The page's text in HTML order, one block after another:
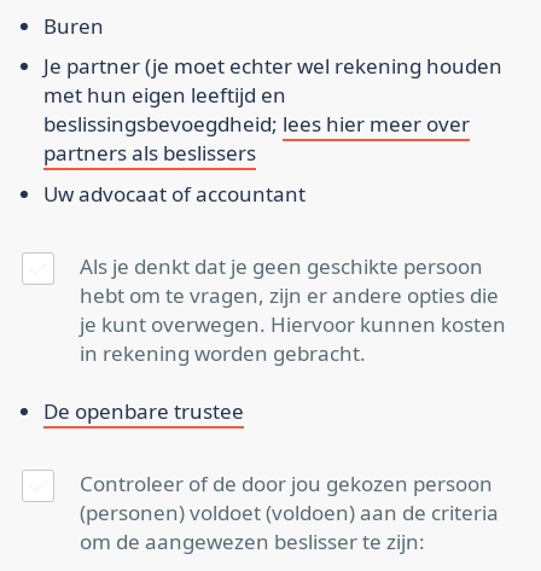
Buren
Je partner (je moet echter wel rekening houden
met hun eigen leeftijd en
beslissingsbevoegdheid; lees hier meer over
partners als beslissers
Uw advocaat of accountant
Als je denkt dat je geen geschikte persoon
hebt om te vragen, zijn er andere opties die
je kunt overwegen. Hiervoor kunnen kosten
in rekening worden gebracht.
De openbare trustee
Controleer of de door jou gekozen persoon
(personen) voldoet (voldoen) aan de criteria
om de aangewezen beslisser te zijn: